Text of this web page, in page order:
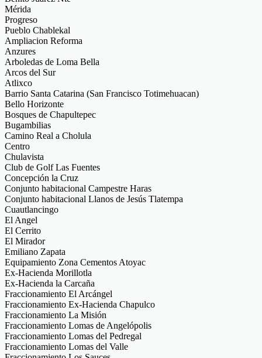
Mérida
Progreso
Pueblo Chablekal
Ampliacion Reforma
Anzures
Arboledas de Loma Bella
Arcos del Sur
Atlixco
Barrio Santa Catarina (San Francisco Totimehuacan)
Bello Horizonte
Bosques de Chapultepec
Bugambilias
Camino Real a Cholula
Centro
Chulavista
Club de Golf Las Fuentes
Concepción la Cruz
Conjunto habitacional Campestre Haras
Conjunto habitacional Llanos de Jesús Tlatempa
Cuautlancingo
El Angel
El Cerrito
El Mirador
Emiliano Zapata
Equipamiento Zona Cementos Atoyac
Ex-Hacienda Morillotla
Ex-Hacienda la Carcaña
Fraccionamiento El Arcángel
Fraccionamiento Ex-Hacienda Chapulco
Fraccionamiento La Misión
Fraccionamiento Lomas de Angelópolis
Fraccionamiento Lomas del Pedregal
Fraccionamiento Lomas del Valle